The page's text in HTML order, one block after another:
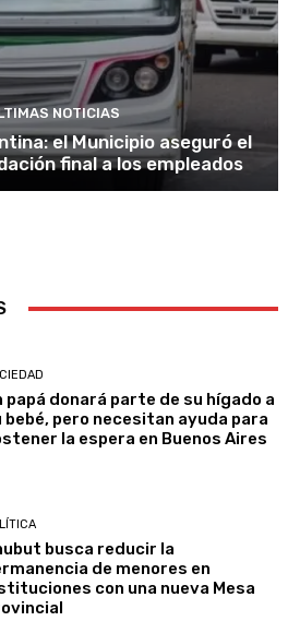
NOTICIAS
el Municipio aseguró el
final a los empleados
papá donará parte de su hígado a
bebé, pero necesitan ayuda para
la espera en Buenos Aires
busca reducir la
de menores en
con una nueva Mesa